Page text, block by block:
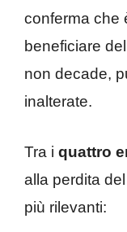
conferma che
beneficiare
non decade,
inalterate.
Tra i quattro
alla perdita
più rilevanti: